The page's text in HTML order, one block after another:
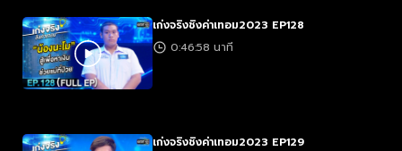
เก่งจริงชิงค่าเทอม2023 EP128
0:46:58 นาที
เก่งจริงชิงค่าเทอม2023 EP129